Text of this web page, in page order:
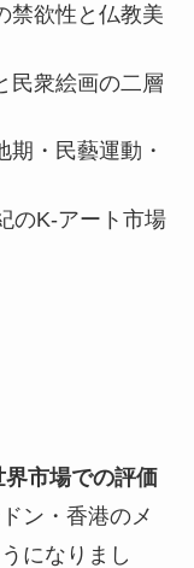
禁欲性と仏教美
民衆絵画の二層
期・民藝運動・
のK-アート市場
界市場での評価
ン・香港のメ
になりまし